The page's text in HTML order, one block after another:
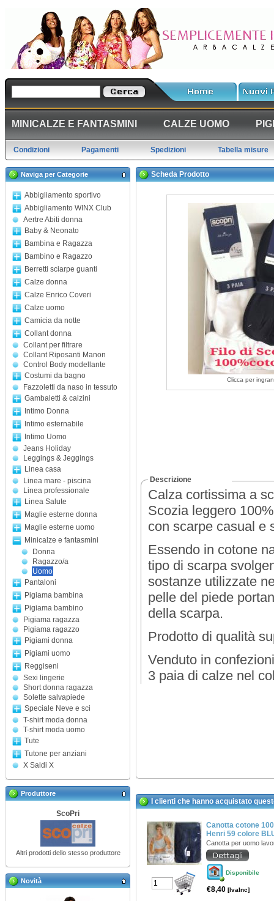
MINICALZE E FANTASMINI CALZE UOMO
Condizioni Pagamenti Spedizioni Tabella misure
Naviga per Categorie
Abbigliamento sportivo
Abbigliamento WINX Club
Aertre Abiti donna
Baby & Neonato
Bambina e Ragazza
Bambino e Ragazzo
Berretti sciarpe guanti
Calze donna
Calze Enrico Coveri
Calze uomo
Camicia da notte
Collant donna
Collant per filtrare
Collant Riposanti Manon
Control Body modellante
Costumi da bagno
Fazzoletti da naso in tessuto
Gambaletti & calzini
Intimo Donna
Intimo esternabile
Intimo Uomo
Jeans Holiday
Leggings & Jeggings
Linea casa
Linea mare - piscina
Linea professionale
Linea Salute
Maglie esterne donna
Maglie esterne uomo
Minicalze e fantasmini
Donna
Ragazzo/a
Uomo
Pantaloni
Pigiama bambina
Pigiama bambino
Pigiama ragazza
Pigiama ragazzo
Pigiami donna
Pigiami uomo
Reggiseni
Sexi lingerie
Short donna ragazza
Solette salvapiede
Speciale Neve e sci
T-shirt moda donna
T-shirt moda uomo
Tute
Tutone per anziani
X Saldi X
Produttore
ScoPri
Altri prodotti dello stesso produttore
Novità
Scheda Prodotto
Clicca per
Descrizione
Calza cortissima a
Scozia leggero
con scarpe casual e
Essendo in cotone
tipo di scarpa
sostanze utilizzate
pelle del piede
della scarpa.
Prodotto di qualità
Venduto in
3 paia di calze nel
I clienti che hanno acquistato
Canotta cotone
Henri 59 colore
Canotta per uomo
Disponibile
€8,40 [IvaInc]